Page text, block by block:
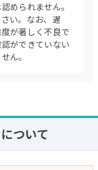
められません。
い。なお、遅
が著しく不良で
ができていない
ん。
ついて